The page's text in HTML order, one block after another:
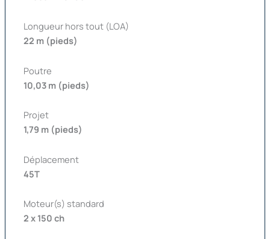
Longueur hors tout (LOA)
22 m (pieds)
Poutre
10,03 m (pieds)
Projet
1,79 m (pieds)
Déplacement
45T
Moteur(s) standard
2 x 150 ch